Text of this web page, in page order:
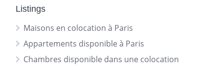
Listings
Maisons en colocation à Paris
Appartements disponible à Paris
Chambres disponible dans une colocation